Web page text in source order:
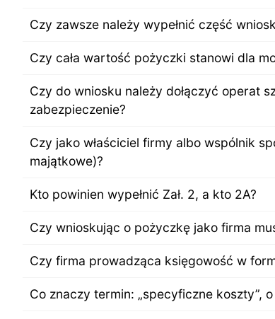
Czy zawsze należy wypełnić część
Czy cała wartość pożyczki stanowi dla
Czy do wniosku należy dołączyć operat
zabezpieczenie?
Czy jako właściciel firmy albo wspólnik
majątkowe)?
Kto powinien wypełnić Zał. 2, a kto 2A?
Czy wnioskując o pożyczkę jako firma
Czy firma prowadząca księgowość w
Co znaczy termin: „specyficzne koszty”,